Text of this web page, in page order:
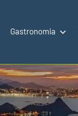
Gastronomia